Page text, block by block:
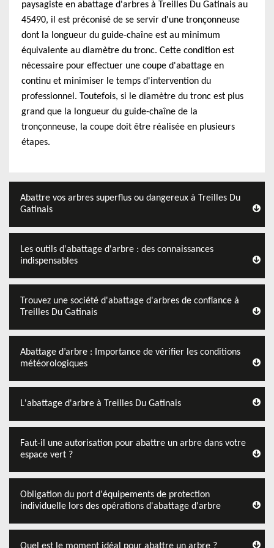
paysagiste en abattage d'arbres à Treilles Du Gatinais au
45490, il est préconisé de se servir d'une tronçonneuse
dont la longueur du guide-chaîne est au minimum
équivalente au diamètre du tronc. Cette condition est
nécessaire pour effectuer une coupe d'abattage en
continu et minimiser le temps d'intervention du
professionnel. Toutefois, si le diamètre du tronc est plus
grand que la longueur du guide-chaîne de la
tronçonneuse, la coupe doit être réalisée en plusieurs
étapes.
Abattre vos arbres superflus ou dangereux à Treilles Du
Gatinais
Les outils d'abattage d'arbre : des connaissances
indispensables
Trouvez une société d'abattage d'arbres de confiance à
Treilles Du Gatinais
Abattage d’arbre : Importance de vérifier les conditions
météorologiques
L'abattage d'arbre à Treilles Du Gatinais
Faut-il une autorisation pour abattre un arbre dans votre
espace vert ?
Obligation du port d'équipements de protection
individuelle lors des opérations d'abattage d'arbre